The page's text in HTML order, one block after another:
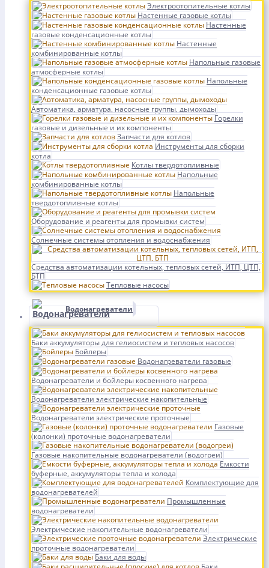
Электроотопительные котлы
Настенные газовые котлы
Настенные
газовые конденсационные котлы
Настенные
комбинированные котлы
Напольные газовые
атмосферные котлы
Напольные
конденсационные газовые котлы
Автоматика, арматура, насосные группы, дымоходы
Горелки
газовые и дизельные и их компоненты
Запчасти для котлов
Инструменты для сборки
котла
Котлы твердотопливные
Напольные
комбинированные котлы
Напольные
твердотопливные котлы
Оборудование и реагенты для промывки систем
Солнечные системы отопления и водоснабжения
Средства автоматизации котельных, тепловых сетей, ИТП, ЦТП,
БТП
Тепловые насосы
Водонагреватели
Баки аккумуляторы для гелиосистем и тепловых насосов
Бойлеры
Водонагреватели газовые
Водонагреватели и бойлеры косвенного нагрева
Водонагреватели электрические накопительные
Водонагреватели электрические проточные
Газовые
(колонки) проточные водонагреватели
Газовые накопительные водонагреватели (водогреи)
Емкости
буферные, аккумуляторы тепла и холода
Комплектующие для
водонагревателей
Промышленные
водонагреватели
Электрические накопительные водонагреватели
Электрические
проточные водонагреватели
Баки для воды